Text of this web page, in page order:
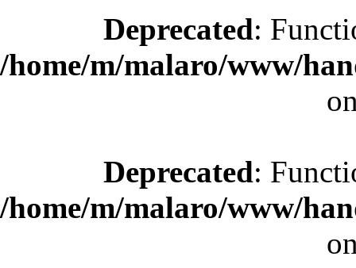
Deprecated:
/home/m/malaro/www/
Deprecated:
/home/m/malaro/www/